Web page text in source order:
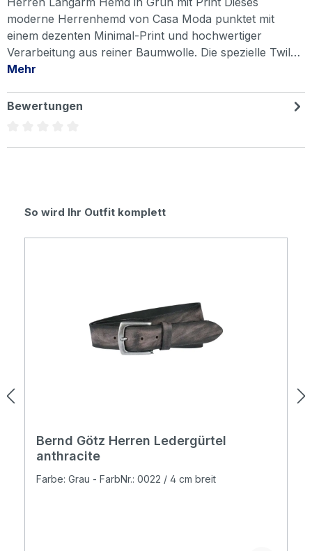
moderne Herrenhemd von Casa Moda punktet mit
einem dezenten Minimal-Print und hochwertiger
Verarbeitung aus reiner Baumwolle. Die spezielle Twil…
Mehr
Bewertungen
Produktgalerie überspringen
So wird Ihr Outfit komplett
Bernd Götz Herren Ledergürtel
anthracite
Farbe: Grau - FarbNr.: 0022 / 4 cm breit